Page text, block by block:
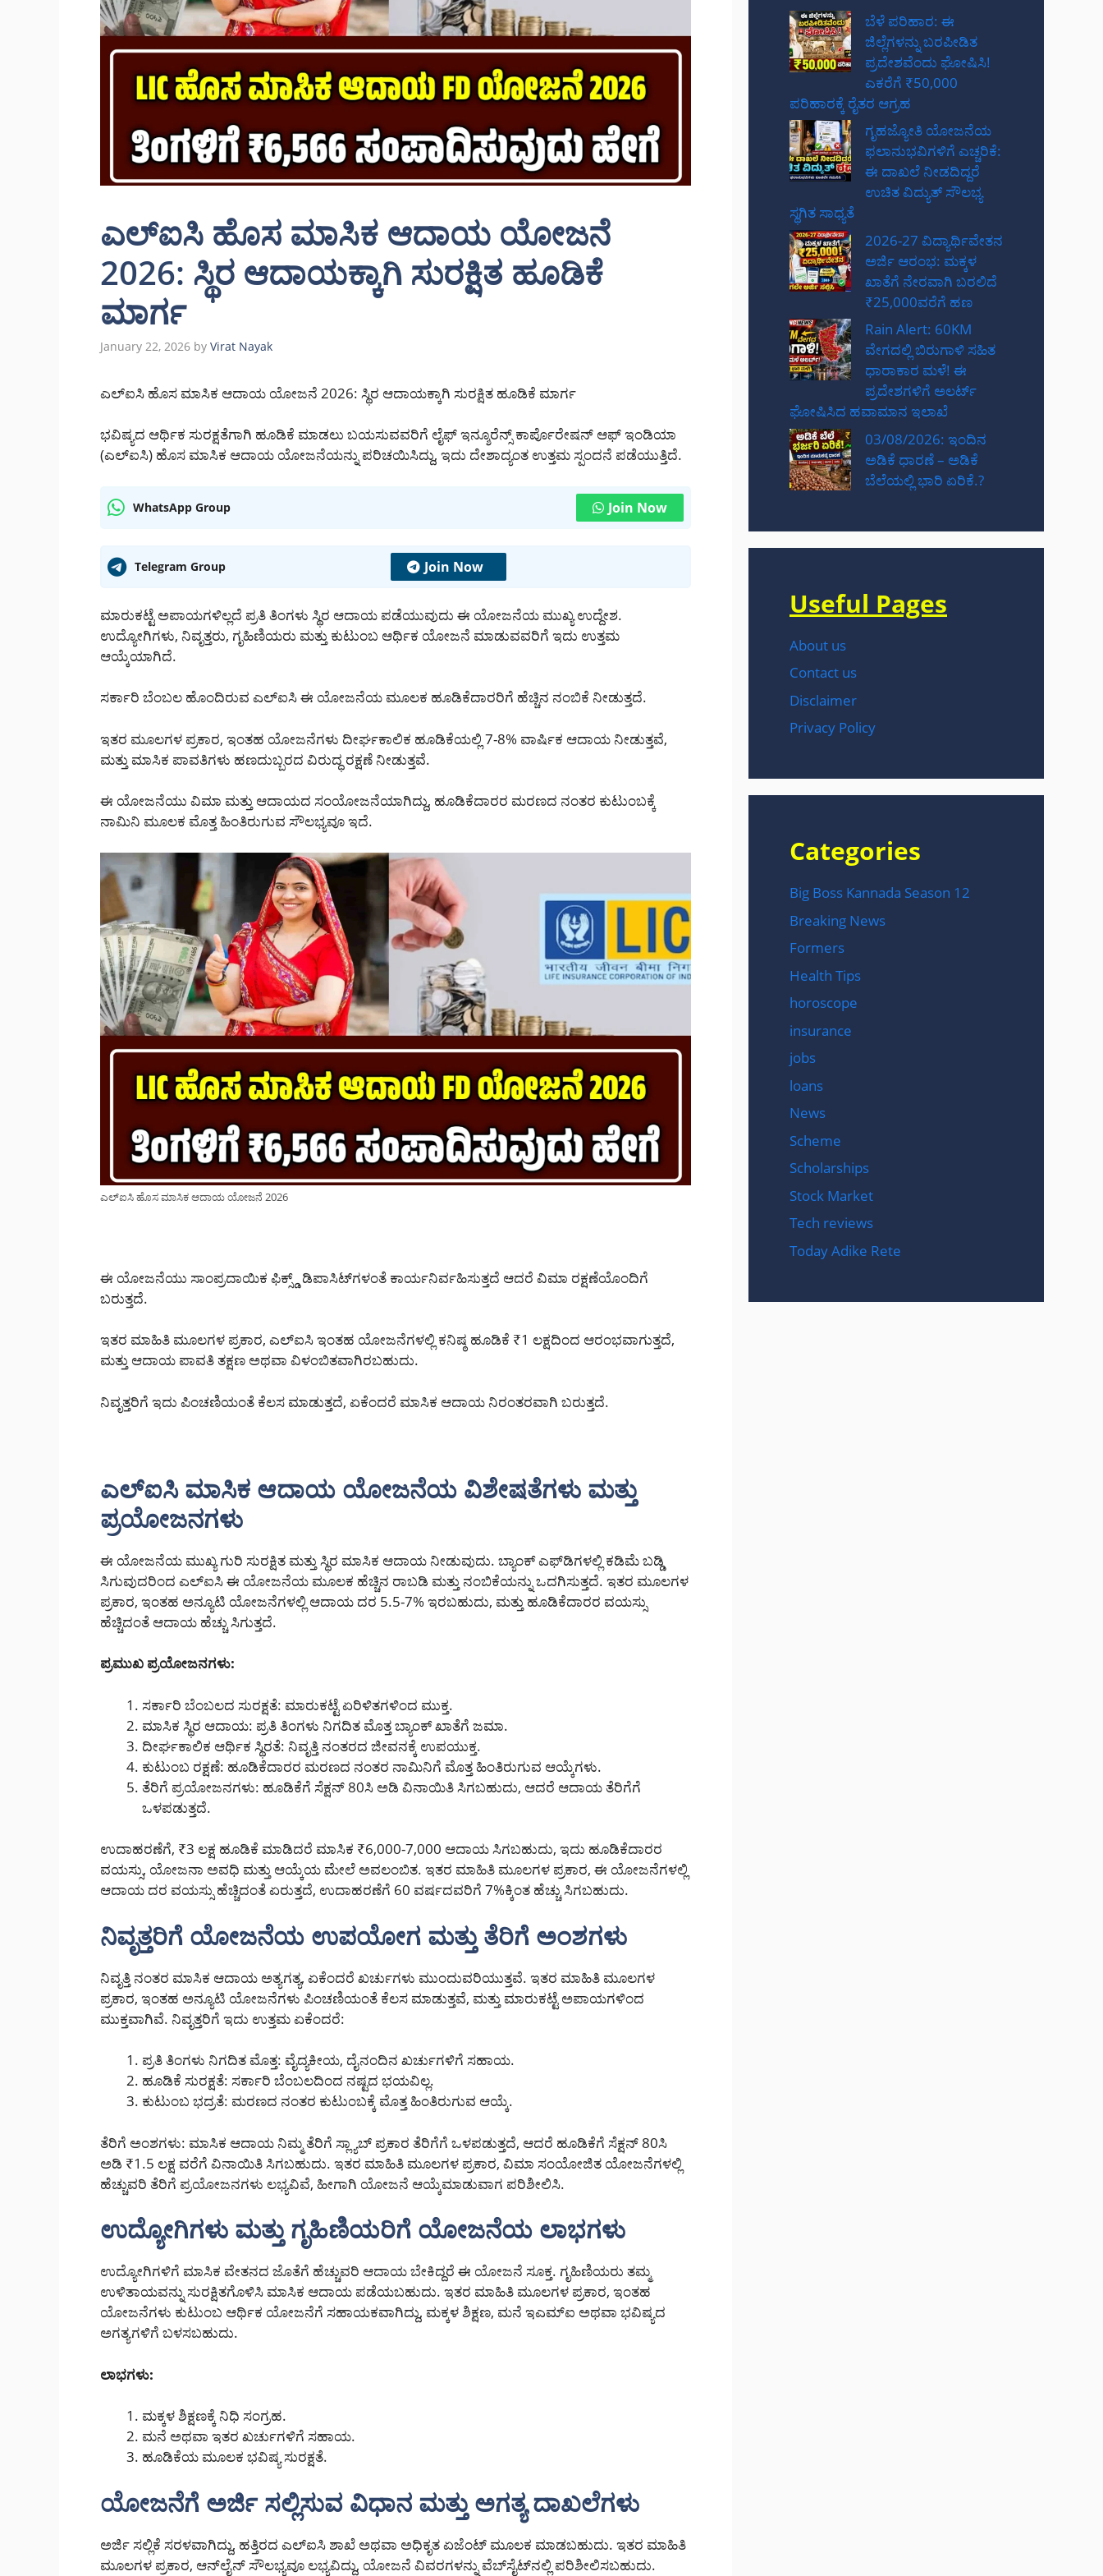
ಎಲ್‌ಐಸಿ ಹೊಸ ಮಾಸಿಕ ಆದಾಯ ಯೋಜನೆ
2026: ಸ್ಥಿರ ಆದಾಯಕ್ಕಾಗಿ ಸುರಕ್ಷಿತ ಹೂಡಿಕೆ
ಮಾರ್ಗ
January 22, 2026 by Virat Nayak
ಎಲ್‌ಐಸಿ ಹೊಸ ಮಾಸಿಕ ಆದಾಯ ಯೋಜನೆ 2026: ಸ್ಥಿರ ಆದಾಯಕ್ಕಾಗಿ ಸುರಕ್ಷಿತ ಹೂಡಿಕೆ ಮಾರ್ಗ
ಭವಿಷ್ಯದ ಆರ್ಥಿಕ ಸುರಕ್ಷತೆಗಾಗಿ ಹೂಡಿಕೆ ಮಾಡಲು ಬಯಸುವವರಿಗೆ ಲೈಫ್ ಇನ್ಶೂರೆನ್ಸ್ ಕಾರ್ಪೊರೇಷನ್ ಆಫ್ ಇಂಡಿಯಾ
(ಎಲ್‌ಐಸಿ) ಹೊಸ ಮಾಸಿಕ ಆದಾಯ ಯೋಜನೆಯನ್ನು ಪರಿಚಯಿಸಿದ್ದು, ಇದು ದೇಶಾದ್ಯಂತ ಉತ್ತಮ ಸ್ಪಂದನೆ ಪಡೆಯುತ್ತಿದೆ.
WhatsApp Group Join Now
Telegram Group Join Now
ಮಾರುಕಟ್ಟೆ ಅಪಾಯಗಳಿಲ್ಲದೆ ಪ್ರತಿ ತಿಂಗಳು ಸ್ಥಿರ ಆದಾಯ ಪಡೆಯುವುದು ಈ ಯೋಜನೆಯ ಮುಖ್ಯ ಉದ್ದೇಶ.
ಉದ್ಯೋಗಿಗಳು, ನಿವೃತ್ತರು, ಗೃಹಿಣಿಯರು ಮತ್ತು ಕುಟುಂಬ ಆರ್ಥಿಕ ಯೋಜನೆ ಮಾಡುವವರಿಗೆ ಇದು ಉತ್ತಮ
ಆಯ್ಕೆಯಾಗಿದೆ.
ಸರ್ಕಾರಿ ಬೆಂಬಲ ಹೊಂದಿರುವ ಎಲ್‌ಐಸಿ ಈ ಯೋಜನೆಯ ಮೂಲಕ ಹೂಡಿಕೆದಾರರಿಗೆ ಹೆಚ್ಚಿನ ನಂಬಿಕೆ ನೀಡುತ್ತದೆ.
ಇತರ ಮೂಲಗಳ ಪ್ರಕಾರ, ಇಂತಹ ಯೋಜನೆಗಳು ದೀರ್ಘಕಾಲಿಕ ಹೂಡಿಕೆಯಲ್ಲಿ 7-8% ವಾರ್ಷಿಕ ಆದಾಯ ನೀಡುತ್ತವೆ,
ಮತ್ತು ಮಾಸಿಕ ಪಾವತಿಗಳು ಹಣದುಬ್ಬರದ ವಿರುದ್ಧ ರಕ್ಷಣೆ ನೀಡುತ್ತವೆ.
ಈ ಯೋಜನೆಯು ವಿಮಾ ಮತ್ತು ಆದಾಯದ ಸಂಯೋಜನೆಯಾಗಿದ್ದು, ಹೂಡಿಕೆದಾರರ ಮರಣದ ನಂತರ ಕುಟುಂಬಕ್ಕೆ
ನಾಮಿನಿ ಮೂಲಕ ಮೊತ್ತ ಹಿಂತಿರುಗುವ ಸೌಲಭ್ಯವೂ ಇದೆ.
ಎಲ್‌ಐಸಿ ಹೊಸ ಮಾಸಿಕ ಆದಾಯ ಯೋಜನೆ 2026
ಈ ಯೋಜನೆಯು ಸಾಂಪ್ರದಾಯಿಕ ಫಿಕ್ಸ್ಡ್ ಡಿಪಾಸಿಟ್‌ಗಳಂತೆ ಕಾರ್ಯನಿರ್ವಹಿಸುತ್ತದೆ ಆದರೆ ವಿಮಾ ರಕ್ಷಣೆಯೊಂದಿಗೆ
ಬರುತ್ತದೆ.
ಇತರ ಮಾಹಿತಿ ಮೂಲಗಳ ಪ್ರಕಾರ, ಎಲ್‌ಐಸಿ ಇಂತಹ ಯೋಜನೆಗಳಲ್ಲಿ ಕನಿಷ್ಠ ಹೂಡಿಕೆ ₹1 ಲಕ್ಷದಿಂದ ಆರಂಭವಾಗುತ್ತದೆ,
ಮತ್ತು ಆದಾಯ ಪಾವತಿ ತಕ್ಷಣ ಅಥವಾ ವಿಳಂಬಿತವಾಗಿರಬಹುದು.
ನಿವೃತ್ತರಿಗೆ ಇದು ಪಿಂಚಣಿಯಂತೆ ಕೆಲಸ ಮಾಡುತ್ತದೆ, ಏಕೆಂದರೆ ಮಾಸಿಕ ಆದಾಯ ನಿರಂತರವಾಗಿ ಬರುತ್ತದೆ.
ಎಲ್‌ಐಸಿ ಮಾಸಿಕ ಆದಾಯ ಯೋಜನೆಯ ವಿಶೇಷತೆಗಳು ಮತ್ತು
ಪ್ರಯೋಜನಗಳು
ಈ ಯೋಜನೆಯ ಮುಖ್ಯ ಗುರಿ ಸುರಕ್ಷಿತ ಮತ್ತು ಸ್ಥಿರ ಮಾಸಿಕ ಆದಾಯ ನೀಡುವುದು. ಬ್ಯಾಂಕ್ ಎಫ್‌ಡಿಗಳಲ್ಲಿ ಕಡಿಮೆ ಬಡ್ಡಿ
ಸಿಗುವುದರಿಂದ ಎಲ್‌ಐಸಿ ಈ ಯೋಜನೆಯ ಮೂಲಕ ಹೆಚ್ಚಿನ ರಾಬಡಿ ಮತ್ತು ನಂಬಿಕೆಯನ್ನು ಒದಗಿಸುತ್ತದೆ. ಇತರ ಮೂಲಗಳ
ಪ್ರಕಾರ, ಇಂತಹ ಅನ್ಯೂಟಿ ಯೋಜನೆಗಳಲ್ಲಿ ಆದಾಯ ದರ 5.5-7% ಇರಬಹುದು, ಮತ್ತು ಹೂಡಿಕೆದಾರರ ವಯಸ್ಸು
ಹೆಚ್ಚಿದಂತೆ ಆದಾಯ ಹೆಚ್ಚು ಸಿಗುತ್ತದೆ.
ಪ್ರಮುಖ ಪ್ರಯೋಜನಗಳು:
ಸರ್ಕಾರಿ ಬೆಂಬಲದ ಸುರಕ್ಷತೆ: ಮಾರುಕಟ್ಟೆ ಏರಿಳಿತಗಳಿಂದ ಮುಕ್ತ.
ಮಾಸಿಕ ಸ್ಥಿರ ಆದಾಯ: ಪ್ರತಿ ತಿಂಗಳು ನಿಗದಿತ ಮೊತ್ತ ಬ್ಯಾಂಕ್ ಖಾತೆಗೆ ಜಮಾ.
ದೀರ್ಘಕಾಲಿಕ ಆರ್ಥಿಕ ಸ್ಥಿರತೆ: ನಿವೃತ್ತಿ ನಂತರದ ಜೀವನಕ್ಕೆ ಉಪಯುಕ್ತ.
ಕುಟುಂಬ ರಕ್ಷಣೆ: ಹೂಡಿಕೆದಾರರ ಮರಣದ ನಂತರ ನಾಮಿನಿಗೆ ಮೊತ್ತ ಹಿಂತಿರುಗುವ ಆಯ್ಕೆಗಳು.
ತೆರಿಗೆ ಪ್ರಯೋಜನಗಳು: ಹೂಡಿಕೆಗೆ ಸೆಕ್ಷನ್ 80ಸಿ ಅಡಿ ವಿನಾಯಿತಿ ಸಿಗಬಹುದು, ಆದರೆ ಆದಾಯ ತೆರಿಗೆಗೆ
ಒಳಪಡುತ್ತದೆ.
ಉದಾಹರಣೆಗೆ, ₹3 ಲಕ್ಷ ಹೂಡಿಕೆ ಮಾಡಿದರೆ ಮಾಸಿಕ ₹6,000-7,000 ಆದಾಯ ಸಿಗಬಹುದು, ಇದು ಹೂಡಿಕೆದಾರರ
ವಯಸ್ಸು, ಯೋಜನಾ ಅವಧಿ ಮತ್ತು ಆಯ್ಕೆಯ ಮೇಲೆ ಅವಲಂಬಿತ. ಇತರ ಮಾಹಿತಿ ಮೂಲಗಳ ಪ್ರಕಾರ, ಈ ಯೋಜನೆಗಳಲ್ಲಿ
ಆದಾಯ ದರ ವಯಸ್ಸು ಹೆಚ್ಚಿದಂತೆ ಏರುತ್ತದೆ, ಉದಾಹರಣೆಗೆ 60 ವರ್ಷದವರಿಗೆ 7%ಕ್ಕಿಂತ ಹೆಚ್ಚು ಸಿಗಬಹುದು.
ನಿವೃತ್ತರಿಗೆ ಯೋಜನೆಯ ಉಪಯೋಗ ಮತ್ತು ತೆರಿಗೆ ಅಂಶಗಳು
ನಿವೃತ್ತಿ ನಂತರ ಮಾಸಿಕ ಆದಾಯ ಅತ್ಯಗತ್ಯ, ಏಕೆಂದರೆ ಖರ್ಚುಗಳು ಮುಂದುವರಿಯುತ್ತವೆ. ಇತರ ಮಾಹಿತಿ ಮೂಲಗಳ
ಪ್ರಕಾರ, ಇಂತಹ ಅನ್ಯೂಟಿ ಯೋಜನೆಗಳು ಪಿಂಚಣಿಯಂತೆ ಕೆಲಸ ಮಾಡುತ್ತವೆ, ಮತ್ತು ಮಾರುಕಟ್ಟೆ ಅಪಾಯಗಳಿಂದ
ಮುಕ್ತವಾಗಿವೆ. ನಿವೃತ್ತರಿಗೆ ಇದು ಉತ್ತಮ ಏಕೆಂದರೆ:
ಪ್ರತಿ ತಿಂಗಳು ನಿಗದಿತ ಮೊತ್ತ: ವೈದ್ಯಕೀಯ, ದೈನಂದಿನ ಖರ್ಚುಗಳಿಗೆ ಸಹಾಯ.
ಹೂಡಿಕೆ ಸುರಕ್ಷತೆ: ಸರ್ಕಾರಿ ಬೆಂಬಲದಿಂದ ನಷ್ಟದ ಭಯವಿಲ್ಲ.
ಕುಟುಂಬ ಭದ್ರತೆ: ಮರಣದ ನಂತರ ಕುಟುಂಬಕ್ಕೆ ಮೊತ್ತ ಹಿಂತಿರುಗುವ ಆಯ್ಕೆ.
ತೆರಿಗೆ ಅಂಶಗಳು: ಮಾಸಿಕ ಆದಾಯ ನಿಮ್ಮ ತೆರಿಗೆ ಸ್ಲ್ಯಾಬ್ ಪ್ರಕಾರ ತೆರಿಗೆಗೆ ಒಳಪಡುತ್ತದೆ, ಆದರೆ ಹೂಡಿಕೆಗೆ ಸೆಕ್ಷನ್ 80ಸಿ
ಅಡಿ ₹1.5 ಲಕ್ಷ ವರೆಗೆ ವಿನಾಯಿತಿ ಸಿಗಬಹುದು. ಇತರ ಮಾಹಿತಿ ಮೂಲಗಳ ಪ್ರಕಾರ, ವಿಮಾ ಸಂಯೋಜಿತ ಯೋಜನೆಗಳಲ್ಲಿ
ಹೆಚ್ಚುವರಿ ತೆರಿಗೆ ಪ್ರಯೋಜನಗಳು ಲಭ್ಯವಿವೆ, ಹೀಗಾಗಿ ಯೋಜನೆ ಆಯ್ಕೆಮಾಡುವಾಗ ಪರಿಶೀಲಿಸಿ.
ಉದ್ಯೋಗಿಗಳು ಮತ್ತು ಗೃಹಿಣಿಯರಿಗೆ ಯೋಜನೆಯ ಲಾಭಗಳು
ಉದ್ಯೋಗಿಗಳಿಗೆ ಮಾಸಿಕ ವೇತನದ ಜೊತೆಗೆ ಹೆಚ್ಚುವರಿ ಆದಾಯ ಬೇಕಿದ್ದರೆ ಈ ಯೋಜನೆ ಸೂಕ್ತ. ಗೃಹಿಣಿಯರು ತಮ್ಮ
ಉಳಿತಾಯವನ್ನು ಸುರಕ್ಷಿತಗೊಳಿಸಿ ಮಾಸಿಕ ಆದಾಯ ಪಡೆಯಬಹುದು. ಇತರ ಮಾಹಿತಿ ಮೂಲಗಳ ಪ್ರಕಾರ, ಇಂತಹ
ಯೋಜನೆಗಳು ಕುಟುಂಬ ಆರ್ಥಿಕ ಯೋಜನೆಗೆ ಸಹಾಯಕವಾಗಿದ್ದು, ಮಕ್ಕಳ ಶಿಕ್ಷಣ, ಮನೆ ಇಎಮ್‌ಐ ಅಥವಾ ಭವಿಷ್ಯದ
ಅಗತ್ಯಗಳಿಗೆ ಬಳಸಬಹುದು.
ಲಾಭಗಳು:
ಮಕ್ಕಳ ಶಿಕ್ಷಣಕ್ಕೆ ನಿಧಿ ಸಂಗ್ರಹ.
ಮನೆ ಅಥವಾ ಇತರ ಖರ್ಚುಗಳಿಗೆ ಸಹಾಯ.
ಹೂಡಿಕೆಯ ಮೂಲಕ ಭವಿಷ್ಯ ಸುರಕ್ಷತೆ.
ಯೋಜನೆಗೆ ಅರ್ಜಿ ಸಲ್ಲಿಸುವ ವಿಧಾನ ಮತ್ತು ಅಗತ್ಯ ದಾಖಲೆಗಳು
ಅರ್ಜಿ ಸಲ್ಲಿಕೆ ಸರಳವಾಗಿದ್ದು, ಹತ್ತಿರದ ಎಲ್‌ಐಸಿ ಶಾಖೆ ಅಥವಾ ಅಧಿಕೃತ ಏಜೆಂಟ್ ಮೂಲಕ ಮಾಡಬಹುದು. ಇತರ ಮಾಹಿತಿ
ಮೂಲಗಳ ಪ್ರಕಾರ, ಆನ್‌ಲೈನ್ ಸೌಲಭ್ಯವೂ ಲಭ್ಯವಿದ್ದು, ಯೋಜನೆ ವಿವರಗಳನ್ನು ವೆಬ್‌ಸೈಟ್‌ನಲ್ಲಿ ಪರಿಶೀಲಿಸಬಹುದು.
ಬೆಳೆ ಪರಿಹಾರ: ಈ
ಜಿಲ್ಲೆಗಳನ್ನು ಬರಪೀಡಿತ
ಪ್ರದೇಶವೆಂದು ಘೋಷಿಸಿ!
ಎಕರೆಗೆ ₹50,000
ಪರಿಹಾರಕ್ಕೆ ರೈತರ ಆಗ್ರಹ
ಗೃಹಜ್ಯೋತಿ ಯೋಜನೆಯ
ಫಲಾನುಭವಿಗಳಿಗೆ ಎಚ್ಚರಿಕೆ:
ಈ ದಾಖಲೆ ನೀಡದಿದ್ದರೆ
ಉಚಿತ ವಿದ್ಯುತ್ ಸೌಲಭ್ಯ
ಸ್ಥಗಿತ ಸಾಧ್ಯತೆ
2026-27 ವಿದ್ಯಾರ್ಥಿವೇತನ
ಅರ್ಜಿ ಆರಂಭ: ಮಕ್ಕಳ
ಖಾತೆಗೆ ನೇರವಾಗಿ ಬರಲಿದೆ
₹25,000ವರೆಗೆ ಹಣ
Rain Alert: 60KM
ವೇಗದಲ್ಲಿ ಬಿರುಗಾಳಿ ಸಹಿತ
ಧಾರಾಕಾರ ಮಳೆ! ಈ
ಪ್ರದೇಶಗಳಿಗೆ ಅಲರ್ಟ್
ಘೋಷಿಸಿದ ಹವಾಮಾನ ಇಲಾಖೆ
03/08/2026: ಇಂದಿನ
ಅಡಿಕೆ ಧಾರಣೆ – ಅಡಿಕೆ
ಬೆಲೆಯಲ್ಲಿ ಭಾರಿ ಏರಿಕೆ.?
Useful Pages
About us
Contact us
Disclaimer
Privacy Policy
Categories
Big Boss Kannada Season 12
Breaking News
Formers
Health Tips
horoscope
insurance
jobs
loans
News
Scheme
Scholarships
Stock Market
Tech reviews
Today Adike Rete